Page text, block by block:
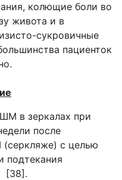
колющие боли во
живота и в
сукровичные
пациенток
в зеркалах при
после
с целью
подтекания
[38].